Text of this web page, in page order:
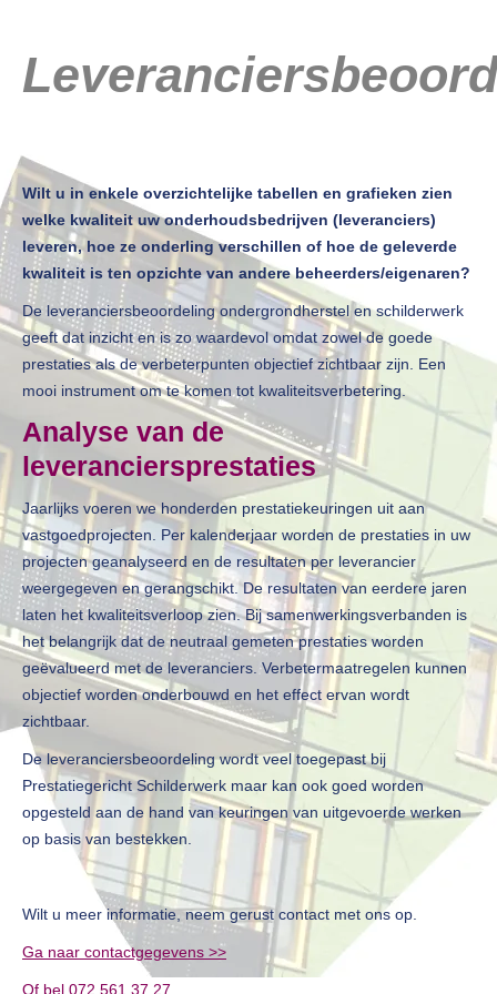
Wilt u in enkele overzichtelijke tabellen en grafieken zien
welke kwaliteit uw onderhoudsbedrijven (leveranciers)
leveren, hoe ze onderling verschillen of hoe de geleverde
kwaliteit is ten opzichte van andere beheerders/eigenaren?
De leveranciersbeoordeling ondergrondherstel en schilderwerk
geeft dat inzicht en is zo waardevol omdat zowel de goede
prestaties als de verbeterpunten objectief zichtbaar zijn. Een
mooi instrument om te komen tot kwaliteitsverbetering.
Analyse van de
leveranciersprestaties
Jaarlijks voeren we honderden prestatiekeuringen uit aan
vastgoedprojecten. Per kalenderjaar worden de prestaties in uw
projecten geanalyseerd en de resultaten per leverancier
weergegeven en gerangschikt. De resultaten van eerdere jaren
laten het kwaliteitsverloop zien. Bij samenwerkingsverbanden is
het belangrijk dat de neutraal gemeten prestaties worden
geëvalueerd met de leveranciers. Verbetermaatregelen kunnen
objectief worden onderbouwd en het effect ervan wordt
zichtbaar.
De leveranciersbeoordeling wordt veel toegepast bij
Prestatiegericht Schilderwerk maar kan ook goed worden
opgesteld aan de hand van keuringen van uitgevoerde werken
op basis van bestekken.
Wilt u meer informatie, neem gerust contact met ons op.
Ga naar contactgegevens >>
Of bel 072 561 37 27